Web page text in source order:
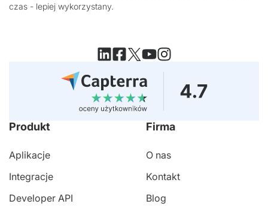
czas - lepiej wykorzystany.
Produkt
Aplikacje
Integracje
Developer API
Firma
O nas
Kontakt
Blog